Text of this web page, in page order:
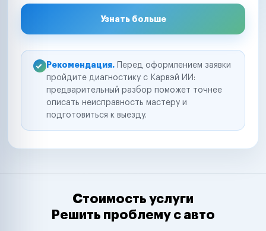
Узнать больше
Рекомендация. Перед оформлением заявки
пройдите диагностику с Карвэй ИИ:
предварительный разбор поможет точнее
описать неисправность мастеру и
подготовиться к выезду.
Стоимость услуги
Решить проблему с авто